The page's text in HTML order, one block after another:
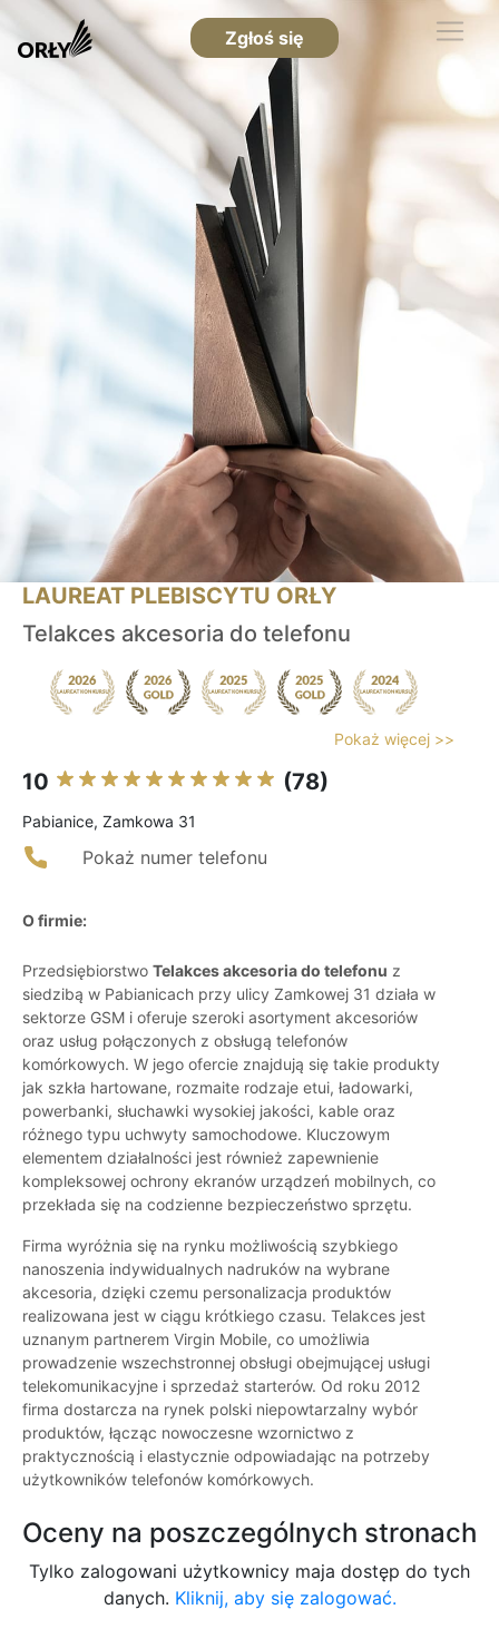
Zgłoś się
LAUREAT PLEBISCYTU ORŁY
Telakces akcesoria do telefonu
Pokaż więcej >>
10 (78)
Pabianice, Zamkowa 31
Pokaż numer telefonu
O firmie:
Przedsiębiorstwo Telakces akcesoria do telefonu z
siedzibą w Pabianicach przy ulicy Zamkowej 31 działa w
sektorze GSM i oferuje szeroki asortyment akcesoriów
oraz usług połączonych z obsługą telefonów
komórkowych. W jego ofercie znajdują się takie produkty
jak szkła hartowane, rozmaite rodzaje etui, ładowarki,
powerbanki, słuchawki wysokiej jakości, kable oraz
różnego typu uchwyty samochodowe. Kluczowym
elementem działalności jest również zapewnienie
kompleksowej ochrony ekranów urządzeń mobilnych, co
przekłada się na codzienne bezpieczeństwo sprzętu.
Firma wyróżnia się na rynku możliwością szybkiego
nanoszenia indywidualnych nadruków na wybrane
akcesoria, dzięki czemu personalizacja produktów
realizowana jest w ciągu krótkiego czasu. Telakces jest
uznanym partnerem Virgin Mobile, co umożliwia
prowadzenie wszechstronnej obsługi obejmującej usługi
telekomunikacyjne i sprzedaż starterów. Od roku 2012
firma dostarcza na rynek polski niepowtarzalny wybór
produktów, łącząc nowoczesne wzornictwo z
praktycznością i elastycznie odpowiadając na potrzeby
użytkowników telefonów komórkowych.
Oceny na poszczególnych stronach
Tylko zalogowani użytkownicy maja dostęp do tych
danych. Kliknij, aby się zalogować.